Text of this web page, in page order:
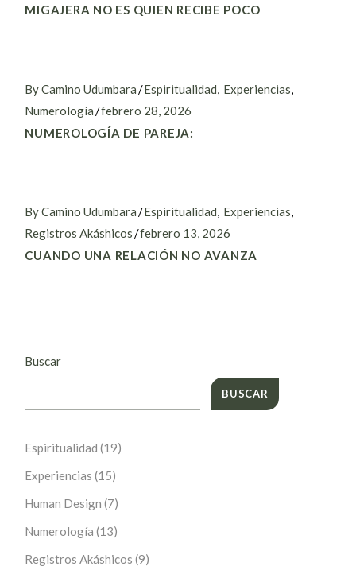
MIGAJERA NO ES QUIEN RECIBE POCO
By Camino Udumbara Espiritualidad Experiencias
Numerología febrero 28, 2026
NUMEROLOGÍA DE PAREJA:
By Camino Udumbara Espiritualidad Experiencias
Registros Akáshicos febrero 13, 2026
CUANDO UNA RELACIÓN NO AVANZA
Buscar
BUSCAR
Espiritualidad (19)
Experiencias (15)
Human Design (7)
Numerología (13)
Registros Akáshicos (9)